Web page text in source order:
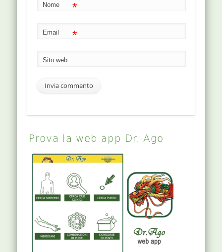
Nome *
Email *
Sito web
Prova la web app Dr. Ago